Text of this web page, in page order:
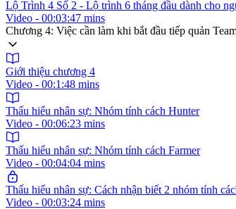
Lộ Trình 4 Số 2 - Lộ trình 6 tháng đầu dành cho
Video - 00:03:47 mins
Chương 4: Việc cần làm khi bắt đầu tiếp quản
Giới thiệu chương 4
Video - 00:1:48 mins
Thấu hiểu nhân sự: Nhóm tính cách Hunter
Video - 00:06:23 mins
Thấu hiểu nhân sự: Nhóm tính cách Farmer
Video - 00:04:04 mins
Thấu hiểu nhân sự: Cách nhận biết 2 nhóm tính
Video - 00:03:24 mins